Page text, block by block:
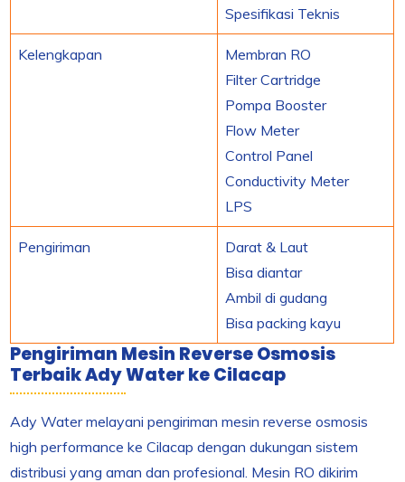
Spesifikasi Teknis
Kelengkapan
Membran RO
Filter Cartridge
Pompa Booster
Flow Meter
Control Panel
Conductivity Meter
LPS
Pengiriman
Darat & Laut
Bisa diantar
Ambil di gudang
Bisa packing kayu
Pengiriman Mesin Reverse Osmosis
Terbaik Ady Water ke Cilacap
Ady Water melayani pengiriman mesin reverse osmosis
high performance ke Cilacap dengan dukungan sistem
distribusi yang aman dan profesional. Mesin RO dikirim